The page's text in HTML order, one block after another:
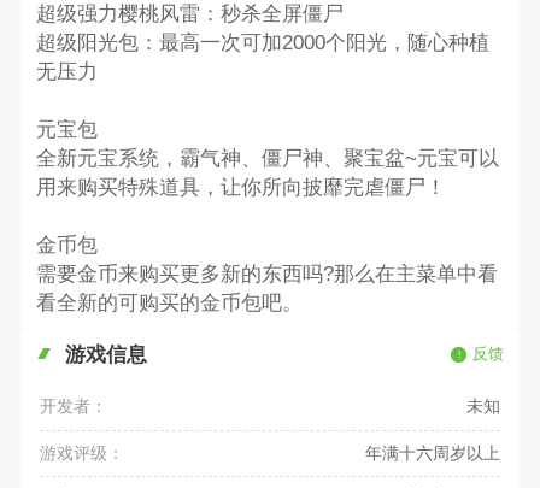
超级强力樱桃风雷：秒杀全屏僵尸
超级阳光包：最高一次可加2000个阳光，随心种植
无压力
元宝包
全新元宝系统，霸气神、僵尸神、聚宝盆~元宝可以
用来购买特殊道具，让你所向披靡完虐僵尸！
金币包
需要金币来购买更多新的东西吗?那么在主菜单中看
看全新的可购买的金币包吧。
游戏信息 反馈
开发者： 未知
游戏评级： 年满十六周岁以上